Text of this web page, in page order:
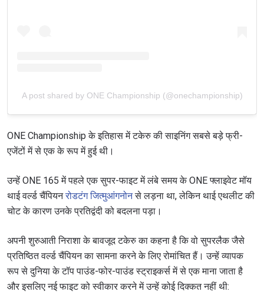
A post shared by ONE Championship (@onechampionship)
ONE Championship के इतिहास में टकेरु की साइनिंग सबसे बड़े फ्री-
एजेंटों में से एक के रूप में हुई थी।
उन्हें ONE 165 में पहले एक सुपर-फाइट में लंबे समय के ONE फ्लाइवेट मॉय
थाई वर्ल्ड चैंपियनरोडटंग जित्मुआंगनोनसे लड़ना था, लेकिन थाई एथलीट की
चोट के कारण उनके प्रतिद्वंदी को बदलना पड़ा।
अपनी शुरुआती निराशा के बावजूद टकेरु का कहना है कि वो सुपरलैक जैसे
प्रतिष्ठित वर्ल्ड चैंपियन का सामना करने के लिए रोमांचित हैं। उन्हें व्यापक
रूप से दुनिया के टॉप पाउंड-फोर-पाउंड स्ट्राइकर्स में से एक माना जाता है
और इसलिए नई फाइट को स्वीकार करने में उन्हें कोई दिक्कत नहीं थी: